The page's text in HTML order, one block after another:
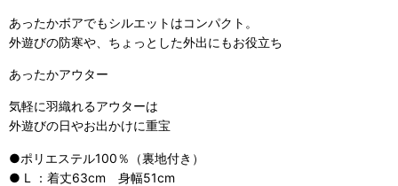
あったかボアでもシルエットはコンパクト。
外遊びの防寒や、ちょっとした外出にもお役立ち
あったかアウター
気軽に羽織れるアウターは
外遊びの日やお出かけに重宝
●ポリエステル100％（裏地付き）
● L ：着丈63cm 身幅51cm